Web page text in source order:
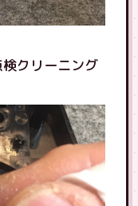
クリーニング